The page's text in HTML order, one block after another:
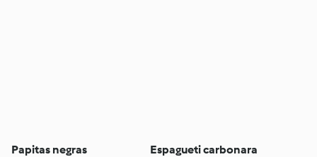
Papitas negras Espagueti carbonara